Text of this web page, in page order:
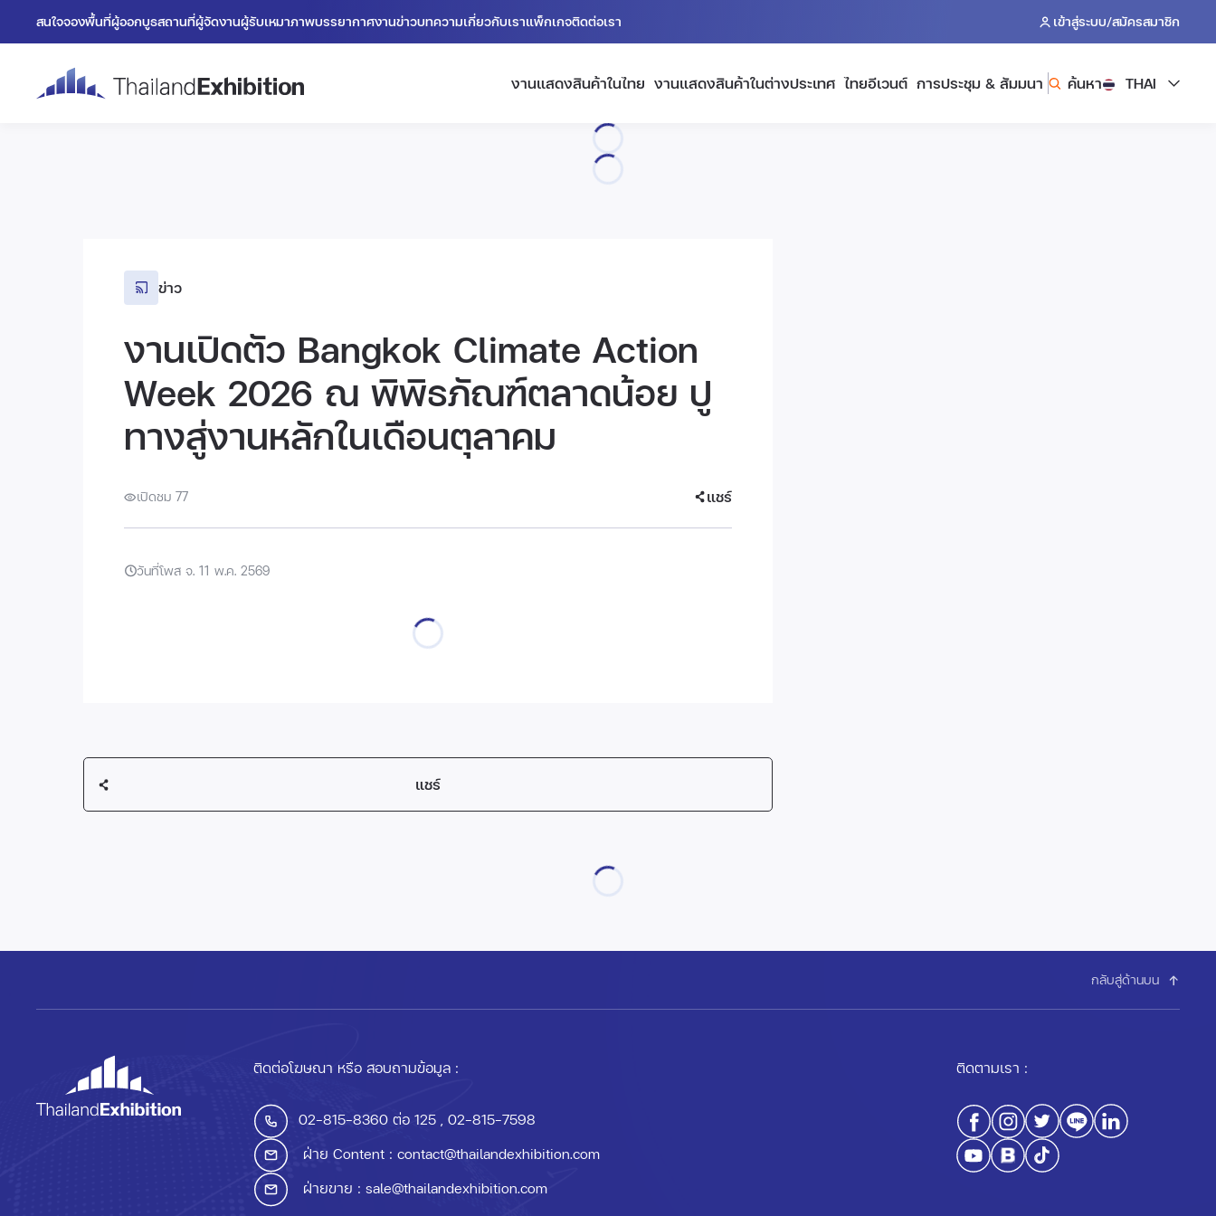
สนใจจองพื้นที่ผู้ออกบูธสถานที่ผู้จัดงานผู้รับเหมาภาพบรรยากาศงานข่าวบทความเกี่ยวกับเราแพ็กเกจติดต่อเรา เข้าสู่ระบบ/สมัครสมาชิก
งานแสดงสินค้าในไทย งานแสดงสินค้าในต่างประเทศ ไทยอีเวนต์ การประชุม & สัมมนา ค้นหา THAI
ข่าว
งานเปิดตัว Bangkok Climate Action
Week 2026 ณ พิพิธภัณฑ์ตลาดน้อย ปู
ทางสู่งานหลักในเดือนตุลาคม
เปิดชม 77 แชร์
วันที่โพส จ. 11 พ.ค. 2569
แชร์
กลับสู่ด้านบน
ติดต่อโฆษณา หรือ สอบถามข้อมูล :
02-815-8360 ต่อ 125 , 02-815-7598
ฝ่าย Content : contact@thailandexhibition.com
ฝ่ายขาย : sale@thailandexhibition.com
ติดตามเรา :